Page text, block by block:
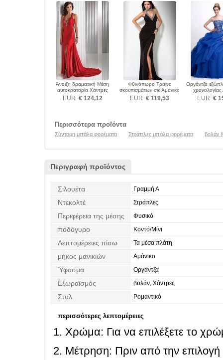
Άνοιξη δραματική Μέση
αυτοκρατορία Χάντρες
Μπάλα φορέματα
EUR € 124,12
Φθινόπωρο Τραίνο
σκουπισμάτων σικ Αμάνικο
Μπάλα φορέματα
EUR € 119,53
Οργάντζα
χρονολογίας
Μπάλα
EUR €
Περισσότερα προϊόντα
Σύντομη μπάλα φορέματα Στράπλες μπάλα φορέματα βολάν
Περιγραφή προϊόντος
Σιλουέτα Γραμμή Α
Ντεκολτέ Στράπλες
Περιφέρεια της μέσης Φυσικό
ποδόγυρο Κοντό/Μίνι
Λεπτομέρειες πίσω Τα μέσα πλάτη
μήκος μανικιών Αμάνικο
Ύφασμα Οργάντζα
Εξωραϊσμός βολάν, Χάντρες
Στυλ Ρομαντικό
περισσότερες λεπτομέρειες
Χρώμα: Για να επιλέξετε το
Μέτρηση: Πριν από την